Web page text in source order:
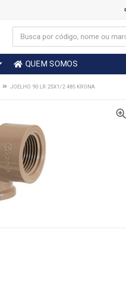
QUEM SOMOS
JOELHO 90 LR 25X1/2 485 KRONA